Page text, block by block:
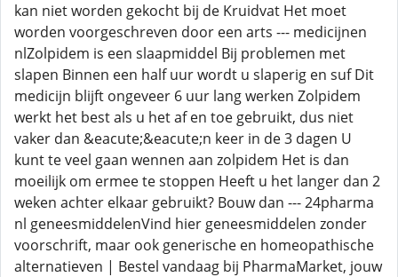
kan niet worden gekocht bij de Kruidvat Het moet
worden voorgeschreven door een arts --- medicijnen
nlZolpidem is een slaapmiddel Bij problemen met
slapen Binnen een half uur wordt u slaperig en suf Dit
medicijn blijft ongeveer 6 uur lang werken Zolpidem
werkt het best als u het af en toe gebruikt, dus niet
vaker dan &eacute;&eacute;n keer in de 3 dagen U
kunt te veel gaan wennen aan zolpidem Het is dan
moeilijk om ermee te stoppen Heeft u het langer dan 2
weken achter elkaar gebruikt? Bouw dan --- 24pharma
nl geneesmiddelenVind hier geneesmiddelen zonder
voorschrift, maar ook generische en homeopathische
alternatieven | Bestel vandaag bij PharmaMarket, jouw